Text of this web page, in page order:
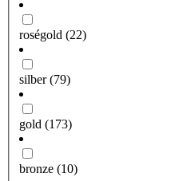
roségold (22)
silber(79)
gold (173)
bronze (10)